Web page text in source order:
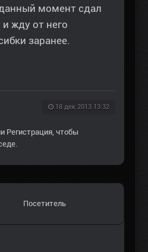
момент сдал
жду от него
заранее.
18 дек 2013 13:32
Регистрация , чтобы
Посетитель